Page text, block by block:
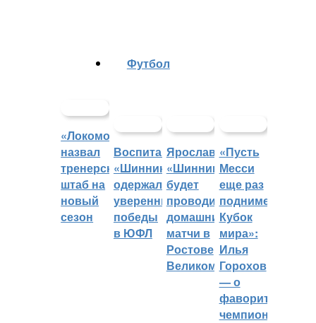
«Локомотив»
назвал
тренерский
штаб на
новый
сезон
Футбол
Воспитанники
«Шинника»
одержали
уверенные
победы
в ЮФЛ
Ярославский
«Шинник»
будет
проводить
домашние
матчи в
Ростове
Великом
«Пусть
Месси
еще раз
поднимет
Кубок
мира»:
Илья
Горохов
— о
фаворитах
чемпионата